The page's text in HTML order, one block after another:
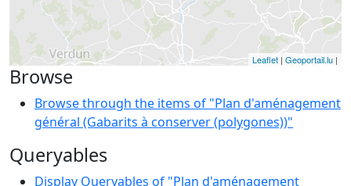
Leaflet | Geoportail.lu |
Browse
Browse through the items of "Plan d'aménagement
général (Gabarits à conserver (polygones))"
Queryables
Display Queryables of "Plan d'aménagement